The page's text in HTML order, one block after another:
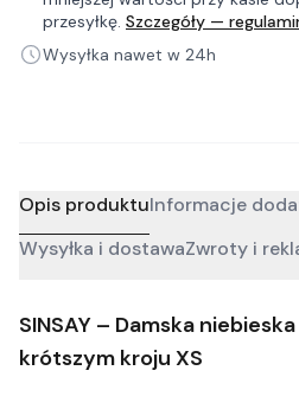
przesyłkę. Szczegóły —
Wysyłka nawet w 24h
Opis produktuInformacje
Wysyłka i dostawaZwroty i
SINSAY – Damska
krótszym kroju XS